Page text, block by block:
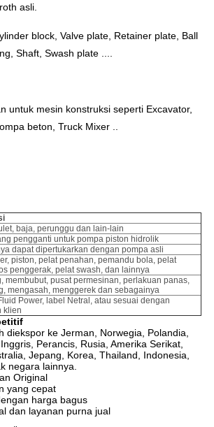
asli.
block, Valve plate, Retainer plate, Ball
Shaft, Swash plate ....
untuk mesin konstruksi seperti Excavator,
beton, Truck Mixer ..
baja, perunggu dan lain-lain
pengganti untuk pompa piston hidrolik
dapat dipertukarkan dengan pompa asli
piston, pelat penahan, pemandu bola, pelat
penggerak, pelat swash, dan lainnya
membubut, pusat permesinan, perlakuan panas,
mengasah, menggerek dan sebagainya
Power, label Netral, atau sesuai dengan
klien
diekspor ke Jerman, Norwegia, Polandia,
Perancis, Rusia, Amerika Serikat,
Jepang, Korea, Thailand, Indonesia,
negara lainnya.
Original
yang cepat
harga bagus
dan layanan purna jual